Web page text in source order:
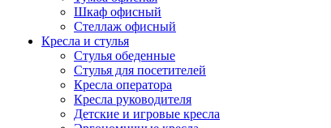
Шкаф офисный
Стеллаж офисный
Кресла и стулья
Стулья обеденные
Стулья для посетителей
Кресла оператора
Кресла руководителя
Детские и игровые кресла